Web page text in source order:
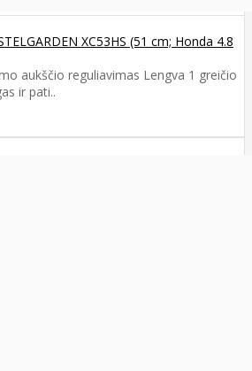
XC53HS (51 cm; Honda 4.8
aukščio reguliavimas Lengva 1 greičio
ir pati..